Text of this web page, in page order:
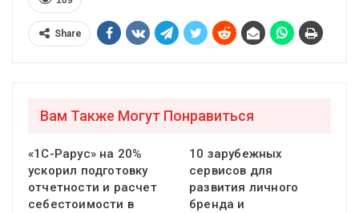
Share
Вам Также Могут Понравиться
«1С-Рарус» на 20%
ускорил подготовку
отчетности и расчет
себестоимости в
10 зарубежных
сервисов для
развития личного
бренда и